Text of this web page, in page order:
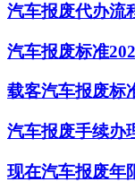
汽车报废代办流
汽车报废标准
载客汽车报废标
汽车报废手续办
现在汽车报废年